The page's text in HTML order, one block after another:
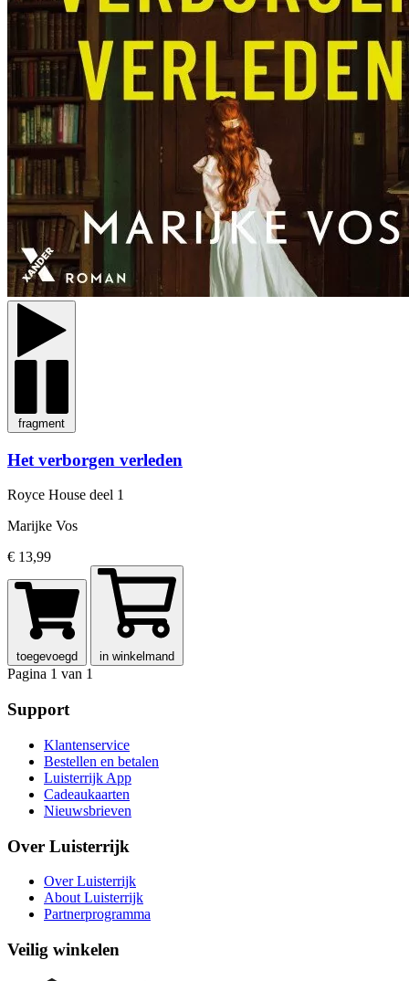
fragment
Het verborgen verleden
Royce House deel 1
Marijke Vos
€ 13,99
toegevoegd in winkelmand
Pagina 1 van 1
Support
Klantenservice
Bestellen en betalen
Luisterrijk App
Cadeaukaarten
Nieuwsbrieven
Over Luisterrijk
Over Luisterrijk
About Luisterrijk
Partnerprogramma
Veilig winkelen